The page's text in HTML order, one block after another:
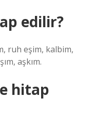
edilir?
ruh eşim, kalbim,
aşkım.
hitap